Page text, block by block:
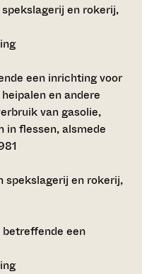
en rokerij,
een inrichting voor
en andere
van gasolie,
in flessen, alsmede
spekslagerij en rokerij,
een